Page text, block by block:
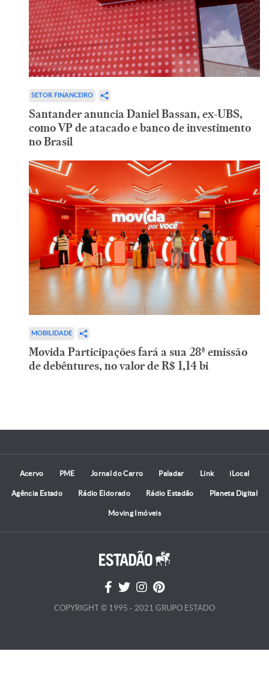
SETOR FINANCEIRO
Santander anuncia Daniel Bassan, ex-UBS,
como VP de atacado e banco de investimento
no Brasil
MOBILIDADE
Movida Participações fará a sua 28ª emissão
de debêntures, no valor de R$ 1,14 bi
Acervo PME Jornal do Carro Paladar Link iLocal
Agência Estado Rádio Eldorado Rádio Estadão Planeta Digital
Moving Imóveis
COPYRIGHT © 1995 - 2021 GRUPO ESTADO